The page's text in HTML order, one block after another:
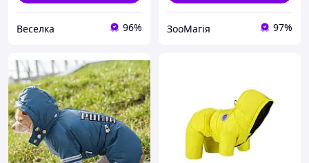
Веселка 96% ЗооМагія 97%